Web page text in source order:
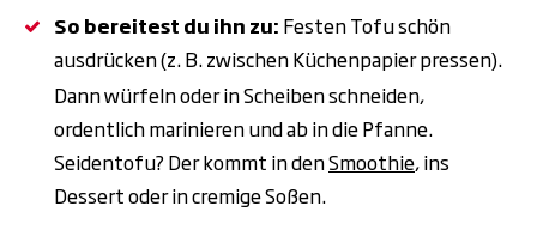
So bereitest du ihn zu: Festen Tofu schön
ausdrücken (z.B. zwischen Küchenpapier pressen).
Dann würfeln oder in Scheiben schneiden,
ordentlich marinieren und ab in die Pfanne.
Seidentofu? Der kommt in denSmoothie, ins
Dessert oder in cremige Soßen.